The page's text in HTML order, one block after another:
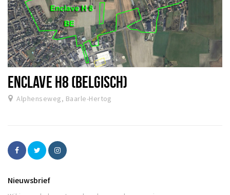
ENCLAVE H8 (BELGISCH)
Alphenseweg, Baarle-Hertog
Nieuwsbrief